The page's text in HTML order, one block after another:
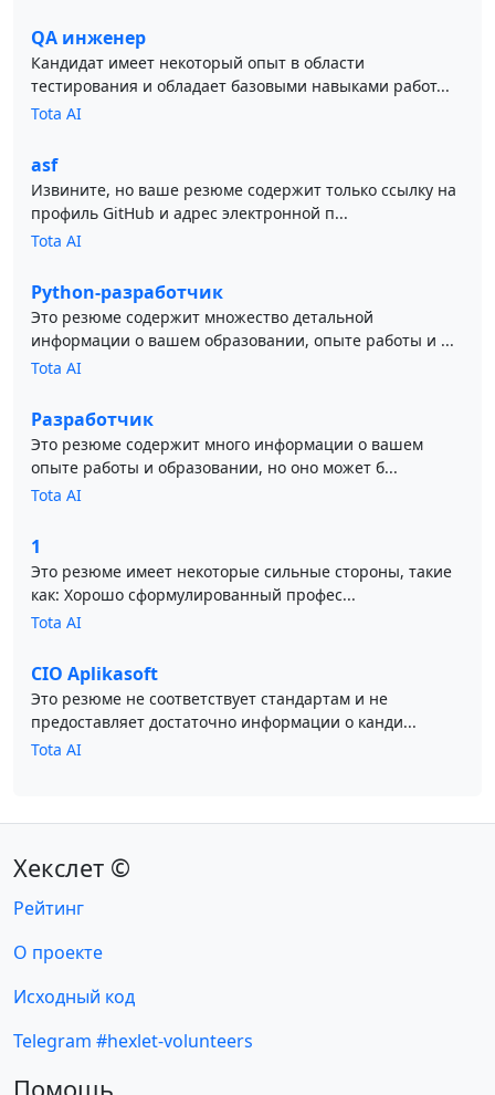
QA инженер
Кандидат имеет некоторый опыт в области
тестирования и обладает базовыми навыками работ...
Tota AI
asf
Извините, но ваше резюме содержит только ссылку на
профиль GitHub и адрес электронной п...
Tota AI
Python-разработчик
Это резюме содержит множество детальной
информации о вашем образовании, опыте работы и ...
Tota AI
Разработчик
Это резюме содержит много информации о вашем
опыте работы и образовании, но оно может б...
Tota AI
1
Это резюме имеет некоторые сильные стороны, такие
как: Хорошо сформулированный профес...
Tota AI
CIO Aplikasoft
Это резюме не соответствует стандартам и не
предоставляет достаточно информации о канди...
Tota AI
Хекслет ©
Рейтинг
О проекте
Исходный код
Telegram #hexlet-volunteers